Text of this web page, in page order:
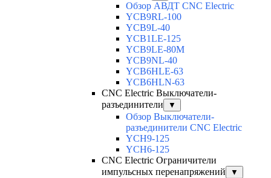
Обзор АВДТ CNC Electric
YCB9RL-100
YCB9L-40
YCB1LE-125
YCB9LE-80M
YCB9NL-40
YCB6HLE-63
YCB6HLN-63
CNC Electric Выключатели-
разъединители
▼
Обзор Выключатели-
разъединители CNC Electric
YCH9-125
YCH6-125
CNC Electric Ограничители
импульсных перенапряжений
▼